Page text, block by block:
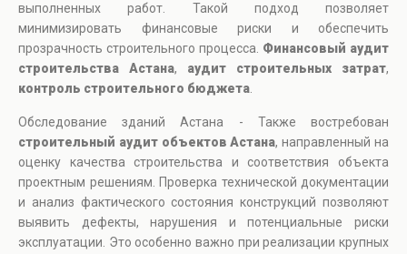
выполненных работ. Такой подход позволяет
минимизировать финансовые риски и обеспечить
прозрачность строительного процесса. Финансовый аудит
строительства Астана, аудит строительных затрат,
контроль строительного бюджета
Обследование зданий Астана - Также востребован
строительный аудит объектов Астана, направленный на
оценку качества строительства и соответствия объекта
проектным решениям. Проверка технической документации
и анализ фактического состояния конструкций позволяют
выявить дефекты, нарушения и потенциальные риски
эксплуатации. Это особенно важно при реализации крупных